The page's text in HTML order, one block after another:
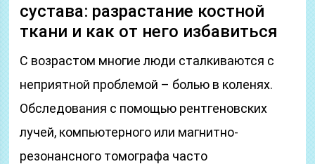
сустава: разрастание костной
ткани и как от него избавиться
С возрастом многие люди сталкиваются с
неприятной проблемой – болью в коленях.
Обследования с помощью рентгеновских
лучей, компьютерного или магнитно-
резонансного томографа часто